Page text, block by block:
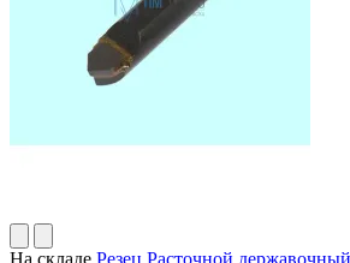
На складе Резец Расточной